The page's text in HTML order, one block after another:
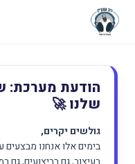
הודעת מערכת:
שלנו 🚀
גולשים יקרים,
בימים אלו אנחנו מבצעים